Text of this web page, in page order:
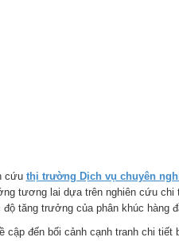
cứu thị trường Dịch vụ chuyên
tương lai dựa trên nghiên cứu chi
tăng trưởng của phân khúc hàng
cập đến bối cảnh cạnh tranh chi